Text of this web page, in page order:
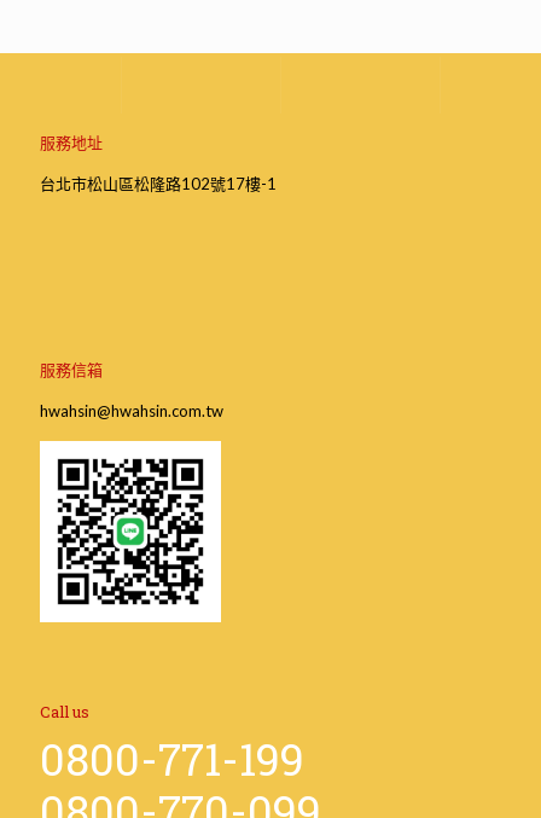
服務地址
台北市松山區松隆路102號17樓-1
服務信箱
hwahsin@hwahsin.com.tw
Call us
0800-771-199